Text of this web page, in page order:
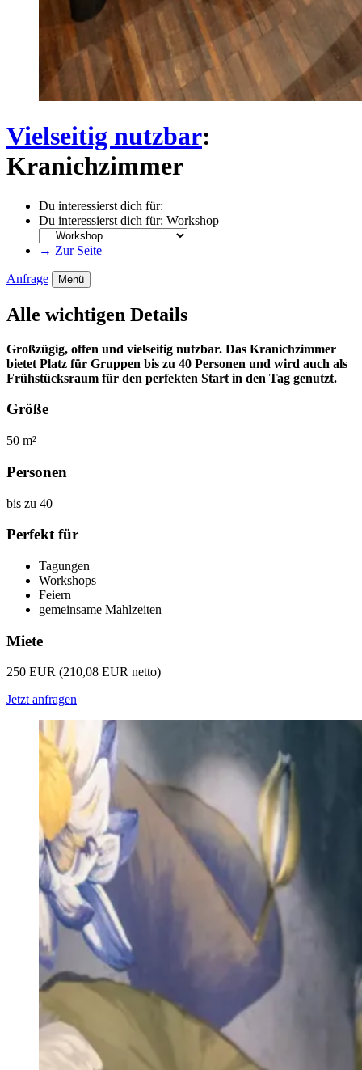
Vielseitig nutzbar:
Kranichzimmer
Du interessierst dich für:
Du interessierst dich für: Workshop
→ Zur Seite
Anfrage Menü
Alle wichtigen Details
Großzügig, offen und vielseitig nutzbar. Das Kranichzimmer
bietet Platz für Gruppen bis zu 40 Personen und wird auch als
Frühstücksraum für den perfekten Start in den Tag genutzt.
Größe
50 m²
Personen
bis zu 40
Perfekt für
Tagungen
Workshops
Feiern
gemeinsame Mahlzeiten
Miete
250 EUR (210,08 EUR netto)
Jetzt anfragen